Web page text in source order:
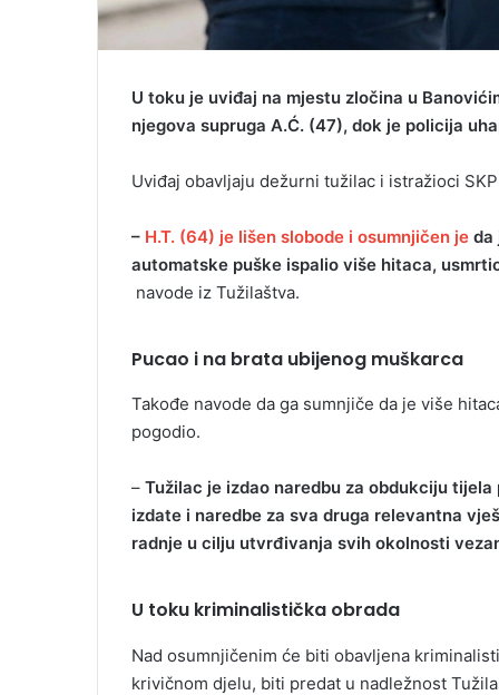
U toku je uviđaj na mjestu zločina u
njegova supruga A.Ć. (47), dok je policija
Uviđaj obavljaju dežurni tužilac i istražioci
– H.T. (64) je lišen slobode i osumnjičen je da
automatske puške ispalio više hitaca,
navode iz Tužilaštva.
Pucao i na brata ubijenog muškarca
Takođe navode da ga sumnjiče da je više
pogodio.
– Tužilac je izdao naredbu za obdukciju
izdate i naredbe za sva druga relevantna
radnje u cilju utvrđivanja svih okolnosti
U toku kriminalistička obrada
Nad osumnjičenim će biti obavljena
krivičnom djelu, biti predat u nadležnost